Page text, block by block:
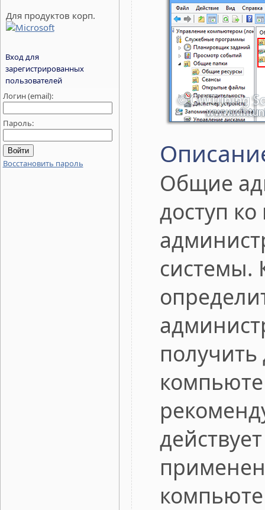
Для продуктов корп.
Вход для
зарегистрированных
пользователей
Логин (email):
Пароль:
Восстановить пароль
Общие
доступ
системы.